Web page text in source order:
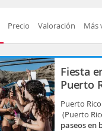
Precio Valoración Más
Fiesta
Puerto
Puerto
(Puerto
paseos en